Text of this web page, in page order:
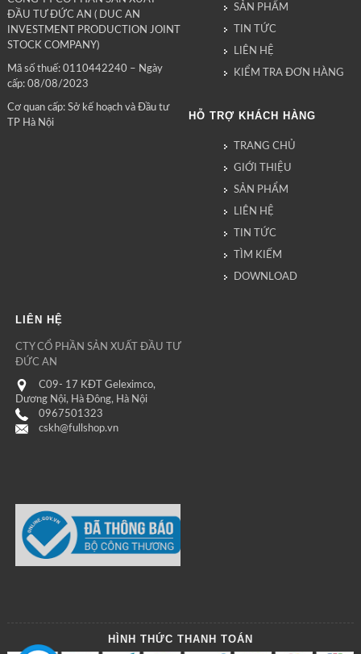
ĐẦU TƯ ĐỨC AN ( DUC AN
INVESTMENT PRODUCTION JOINT
STOCK COMPANY)
Mã số thuế: 0110442240 – Ngày
cấp: 08/08/2023
Cơ quan cấp: Sở kế hoạch và Đầu tư
TP Hà Nội
SẢN PHẨM
TIN TỨC
LIÊN HỆ
KIỂM TRA ĐƠN HÀNG
HỖ TRỢ KHÁCH HÀNG
TRANG CHỦ
GIỚI THIỆU
SẢN PHẨM
LIÊN HỆ
TIN TỨC
TÌM KIẾM
DOWNLOAD
LIÊN HỆ
CTY CỔ PHẦN SẢN XUẤT ĐẦU TƯ
ĐỨC AN
C09- 17 KĐT Geleximco,
Dương Nội, Hà Đông, Hà Nội
0967501323
cskh@fullshop.vn
HÌNH THỨC THANH TOÁN